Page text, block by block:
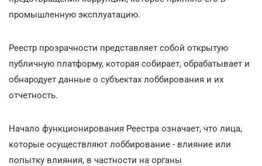
промышленную эксплуатацию.
Реестр прозрачности представляет собой открытую
публичную платформу, которая собирает, обрабатывает и
обнародует данные о субъектах лоббирования и их
отчетность.
Начало функционирования Реестра означает, что лица,
которые осуществляют лоббирование - влияние или
попытку влияния, в частности на органы